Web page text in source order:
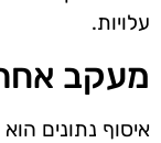
עלויות.
מעקב
איסוף נתונים